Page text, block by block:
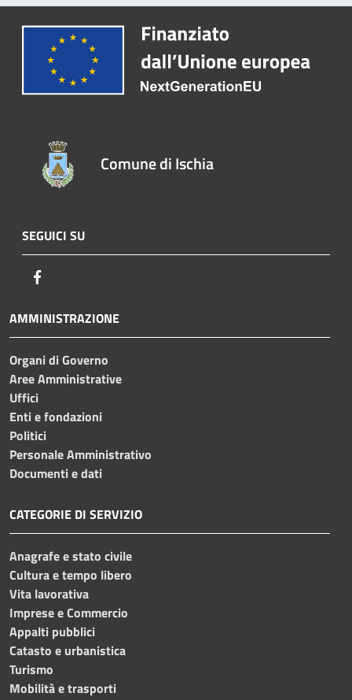
Comune di Ischia
SEGUICI SU
AMMINISTRAZIONE
Organi di Governo
Aree Amministrative
Uffici
Enti e fondazioni
Politici
Personale Amministrativo
Documenti e dati
CATEGORIE DI SERVIZIO
Anagrafe e stato civile
Cultura e tempo libero
Vita lavorativa
Imprese e Commercio
Appalti pubblici
Catasto e urbanistica
Turismo
Mobilità e trasporti